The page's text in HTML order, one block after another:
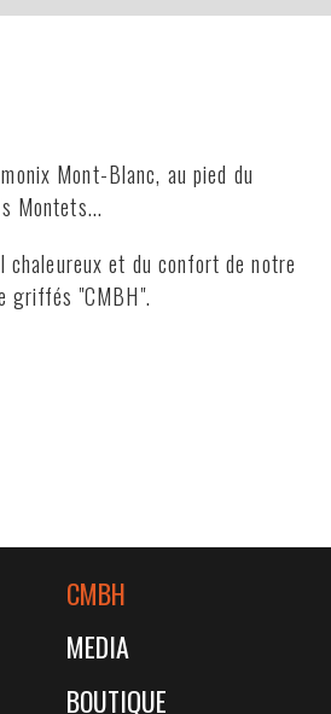
Mont-Blanc, au pied du
Montets...
et du confort de notre
griffés "CMBH".
CMBH
MEDIA
BOUTIQUE